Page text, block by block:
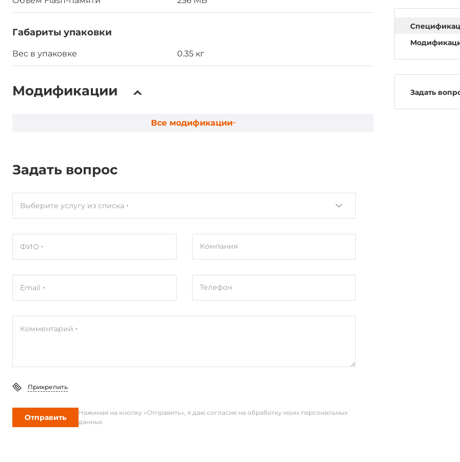
Габариты упаковки
Вес в упаковке 0.35 кг
Модификации
Все модификации
Задать вопрос
Выберите услугу из списка
ФИО Компания
Email Телефон
Комментарий
Прикрепить
Отправить
Нажимая на кнопку «Отправить», я даю согласие на обработку моих персональных
данных
Задать